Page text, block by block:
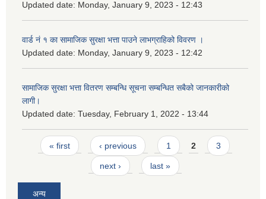
Updated date: Monday, January 9, 2023 - 12:43
वार्ड नं १ का सामाजिक सुरक्षा भत्ता पाउने लाभग्राहिको विवरण ।
Updated date: Monday, January 9, 2023 - 12:42
सामाजिक सुरक्षा भत्ता वितरण सम्बन्धि सूचना सम्बन्धित सबैको जानकारीको
लागी।
Updated date: Tuesday, February 1, 2022 - 13:44
Pages
« first ‹ previous 1 2 3
next › last »
अन्य